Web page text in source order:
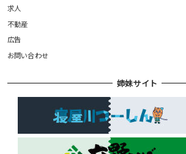
求人
不動産
広告
お問い合わせ
姉妹サイト